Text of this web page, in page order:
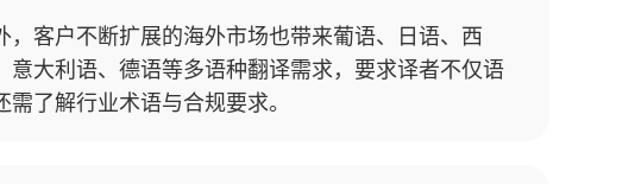
，客户不断扩展的海外市场也带来葡语、日语、西
意大利语、德语等多语种翻译需求，要求译者不仅语
需了解行业术语与合规要求。